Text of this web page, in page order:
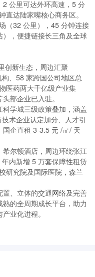
2 公里可达外环高速，5 分
达陆家嘴核心商务区。
（32 公里），45 分钟连接
，便捷链接长三角及全球
创新生态，周边汇聚
、58 家跨国公司地区总
医药两大千亿级产业集
部企业已入驻。
学城三级政策叠加，涵盖
术企业认定加分、人才引
企直租 3-3.5 元 /㎡/ 天
希尔顿酒店，周边环绕张江
内新增 5 万套保障性租赁
研究院及国际医院，森兰
、立体的交通网络及完善
的全周期成长平台，助力
业化进程。